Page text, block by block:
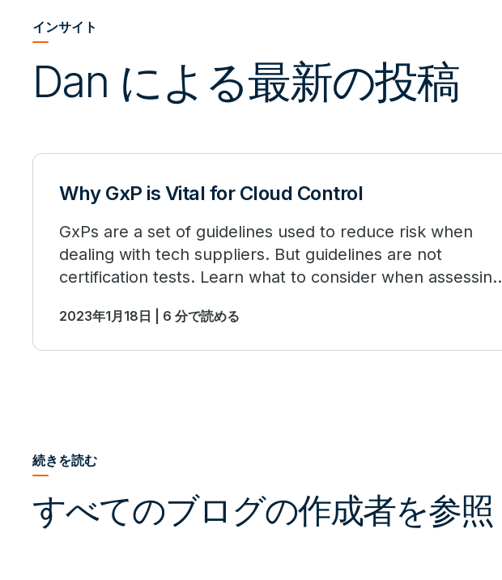
インサイト
Dan による最新の投稿
Why GxP is Vital for Cloud Control
GxPs are a set of guidelines used to reduce risk when
dealing with tech suppliers. But guidelines are not
certification tests. Learn what to consider when assessing
2023年1月18日 | 6 分で読める
続きを読む
すべてのブログの作成者を参照